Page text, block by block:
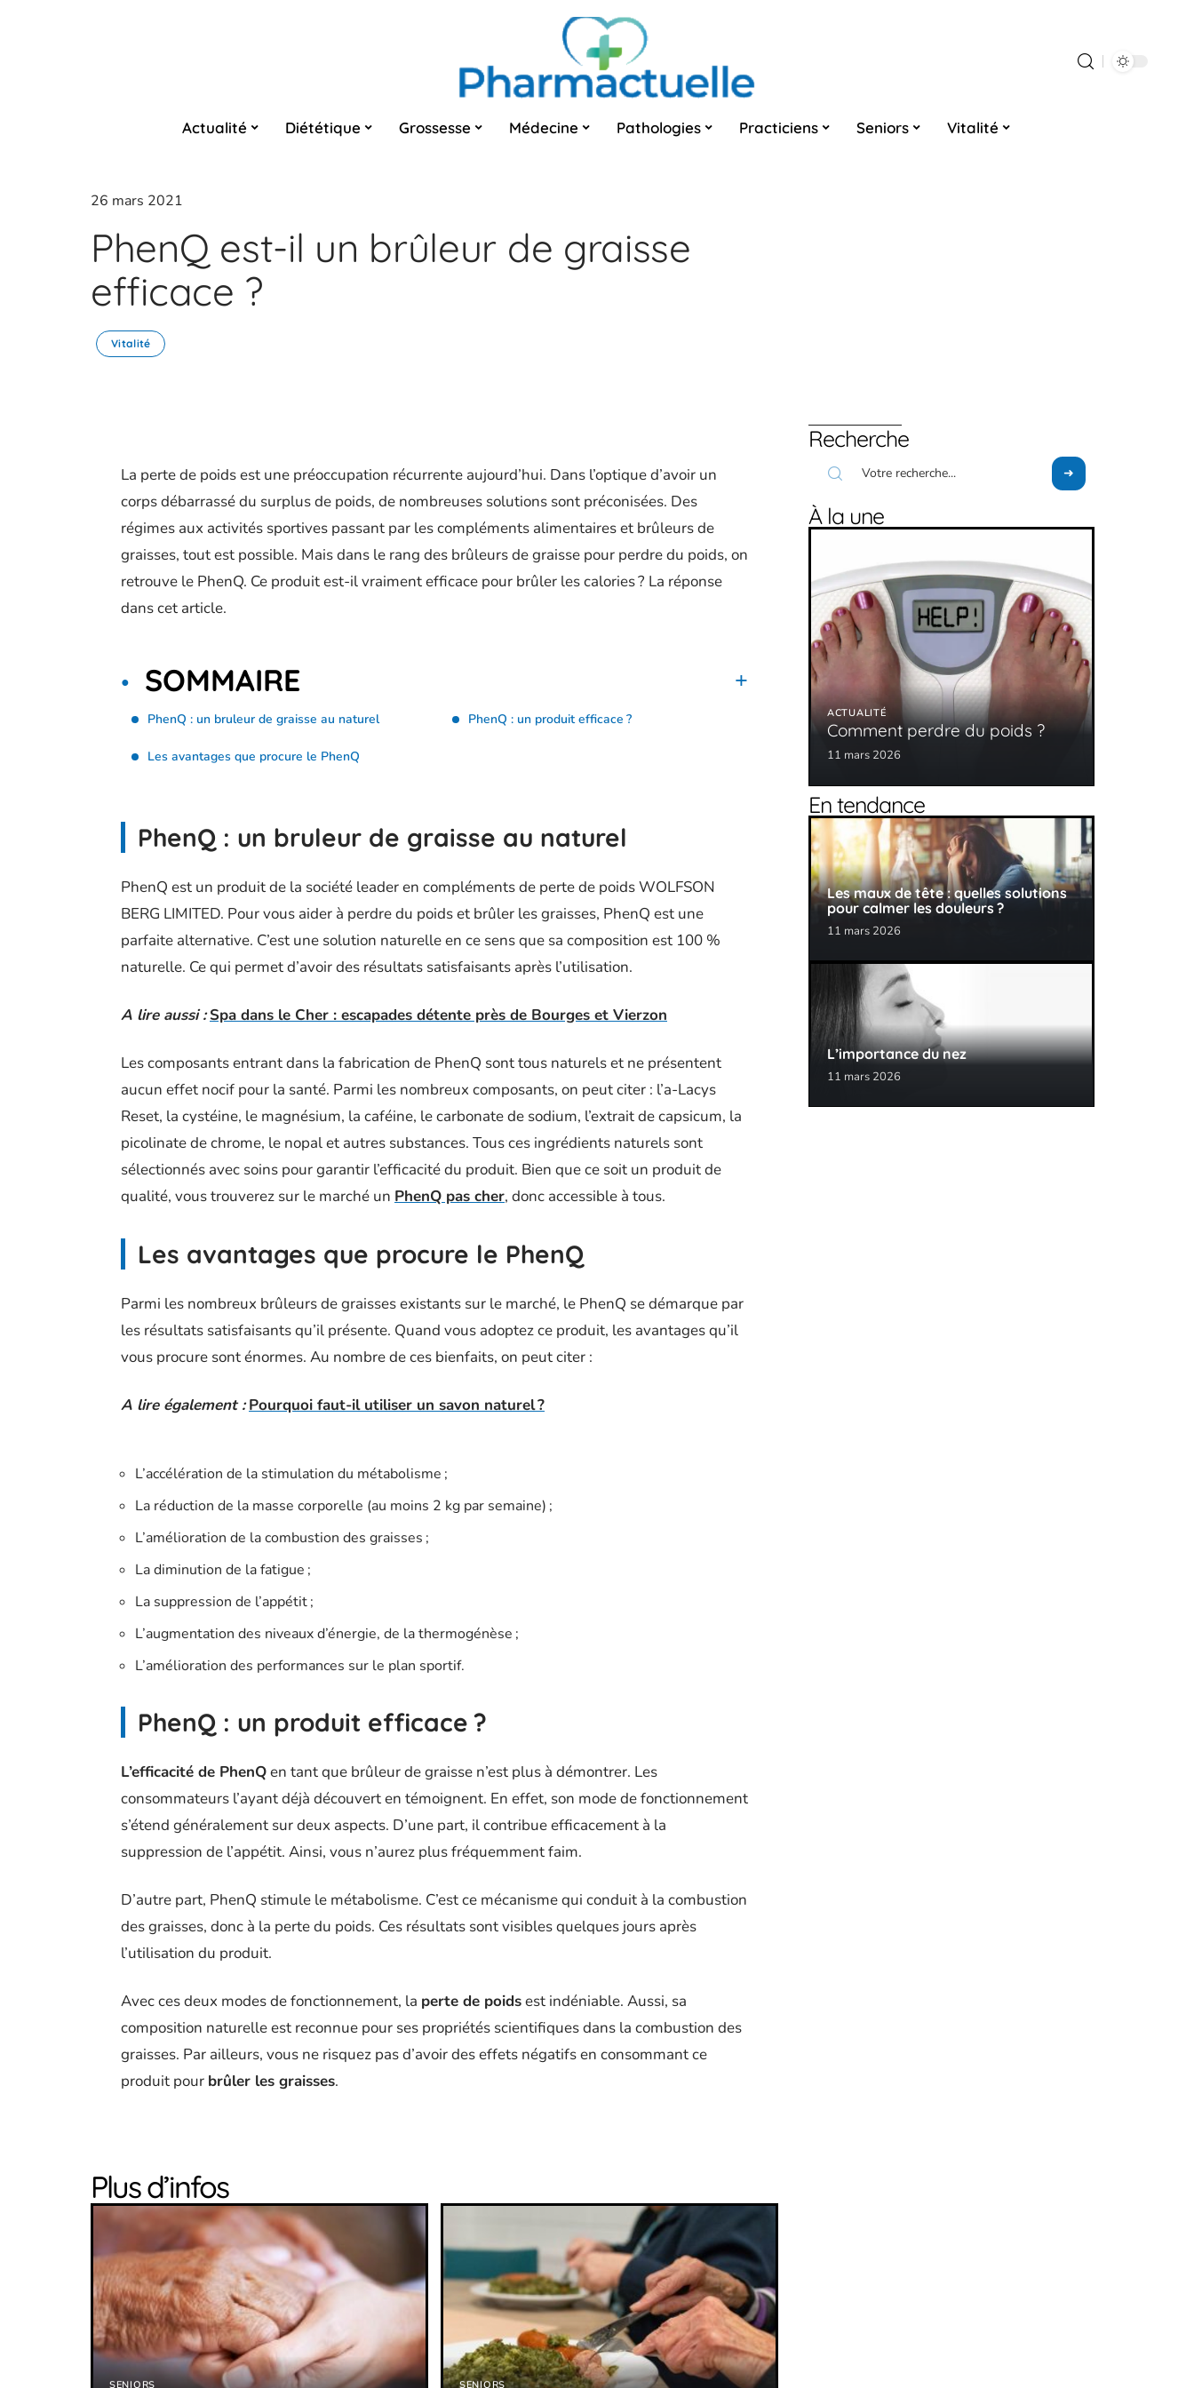
Actualité Diététique Grossesse Médecine Pathologies Practiciens Seniors Vitalité
26 mars 2021
PhenQ est-il un brûleur de graisse
efficace ?
Vitalité
La perte de poids est une préoccupation récurrente aujourd’hui. Dans l’optique d’avoir un
corps débarrassé du surplus de poids, de nombreuses solutions sont préconisées. Des
régimes aux activités sportives passant par les compléments alimentaires et brûleurs de
graisses, tout est possible. Mais dans le rang des brûleurs de graisse pour perdre du poids, on
retrouve le PhenQ. Ce produit est-il vraiment efficace pour brûler les calories ? La réponse
dans cet article.
SOMMAIRE
PhenQ : un bruleur de graisse au naturel
Les avantages que procure le PhenQ
PhenQ : un produit efficace ?
PhenQ : un bruleur de graisse au naturel
PhenQ est un produit de la société leader en compléments de perte de poids WOLFSON
BERG LIMITED. Pour vous aider à perdre du poids et brûler les graisses, PhenQ est une
parfaite alternative. C’est une solution naturelle en ce sens que sa composition est 100 %
naturelle. Ce qui permet d’avoir des résultats satisfaisants après l’utilisation.
A lire aussi : Spa dans le Cher : escapades détente près de Bourges et Vierzon
Les composants entrant dans la fabrication de PhenQ sont tous naturels et ne présentent
aucun effet nocif pour la santé. Parmi les nombreux composants, on peut citer : l’a-Lacys
Reset, la cystéine, le magnésium, la caféine, le carbonate de sodium, l’extrait de capsicum, la
picolinate de chrome, le nopal et autres substances. Tous ces ingrédients naturels sont
sélectionnés avec soins pour garantir l’efficacité du produit. Bien que ce soit un produit de
qualité, vous trouverez sur le marché un PhenQ pas cher, donc accessible à tous.
Les avantages que procure le PhenQ
Parmi les nombreux brûleurs de graisses existants sur le marché, le PhenQ se démarque par
les résultats satisfaisants qu’il présente. Quand vous adoptez ce produit, les avantages qu’il
vous procure sont énormes. Au nombre de ces bienfaits, on peut citer :
A lire également : Pourquoi faut-il utiliser un savon naturel ?
L’accélération de la stimulation du métabolisme ;
La réduction de la masse corporelle (au moins 2 kg par semaine) ;
L’amélioration de la combustion des graisses ;
La diminution de la fatigue ;
La suppression de l’appétit ;
L’augmentation des niveaux d’énergie, de la thermogénèse ;
L’amélioration des performances sur le plan sportif.
PhenQ : un produit efficace ?
L’efficacité de PhenQen tant que brûleur de graisse n’est plus à démontrer. Les
consommateurs l’ayant déjà découvert en témoignent. En effet, son mode de fonctionnement
s’étend généralement sur deux aspects. D’une part, il contribue efficacement à la
suppression de l’appétit. Ainsi, vous n’aurez plus fréquemment faim.
D’autre part, PhenQ stimule le métabolisme. C’est ce mécanisme qui conduit à la combustion
des graisses, donc à la perte du poids. Ces résultats sont visibles quelques jours après
l’utilisation du produit.
Avec ces deux modes de fonctionnement, la perte de poidsest indéniable. Aussi, sa
composition naturelle est reconnue pour ses propriétés scientifiques dans la combustion des
graisses. Par ailleurs, vous ne risquez pas d’avoir des effets négatifs en consommant ce
produit pour brûler les graisses.
Plus d’infos
SENIORS SENIORS
Recherche
À la une
ACTUALITÉ
Comment perdre du poids ?
11 mars 2026
En tendance
Les maux de tête : quelles solutions
pour calmer les douleurs ?
11 mars 2026
L’importance du nez
11 mars 2026